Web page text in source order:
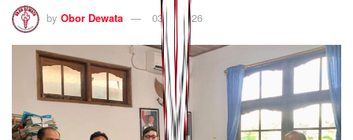
by Obor Dewata 03/02/2026